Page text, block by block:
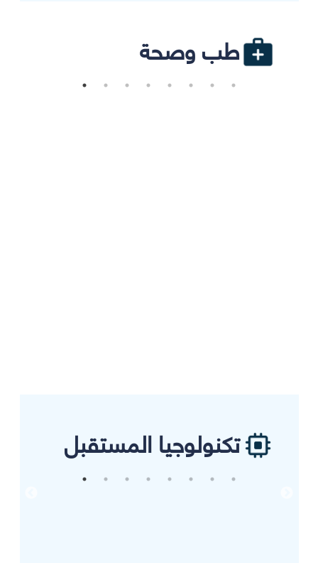
طب وصحة
تكنولوجيا المستقبل